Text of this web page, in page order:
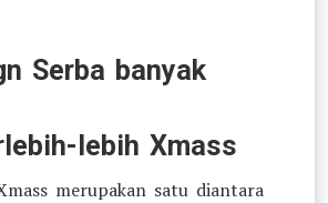
Serba banyak
lebih Xmass
merupakan satu diantara